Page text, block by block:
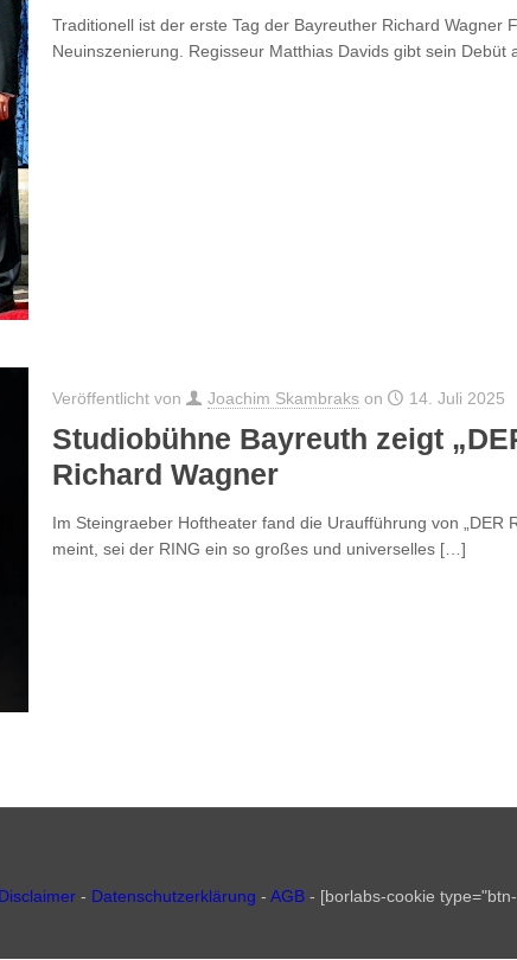
Traditionell ist der erste Tag der Bayreuther Richard Wagner
Neuinszenierung. Regisseur Matthias Davids gibt sein Debüt
Veröffentlicht von Joachim Skambraks on 14. Juli 2025
Studiobühne Bayreuth zeigt
Richard Wagner
Im Steingraeber Hoftheater fand die Uraufführung von „DER
meint, sei der RING ein so großes und universelles[…]
Disclaimer - Datenschutzerklärung - AGB - [borlabs-cookie